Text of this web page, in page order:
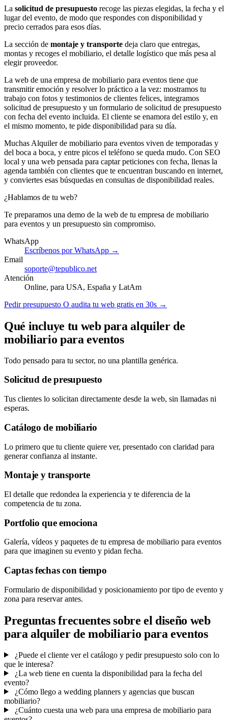
La solicitud de presupuesto recoge las piezas elegidas, la fecha y el
lugar del evento, de modo que respondes con disponibilidad y
precio cerrados para esos días.
La sección de montaje y transporte deja claro que entregas,
montas y recoges el mobiliario, el detalle logístico que más pesa al
elegir proveedor.
La web de una empresa de mobiliario para eventos tiene que
transmitir emoción y resolver lo práctico a la vez: mostramos tu
trabajo con fotos y testimonios de clientes felices, integramos
solicitud de presupuesto y un formulario de solicitud de presupuesto
con fecha del evento incluida. El cliente se enamora del estilo y, en
el mismo momento, te pide disponibilidad para su día.
Muchas Alquiler de mobiliario para eventos viven de temporadas y
del boca a boca, y entre picos el teléfono se queda mudo. Con SEO
local y una web pensada para captar peticiones con fecha, llenas la
agenda también con clientes que te encuentran buscando en internet,
y conviertes esas búsquedas en consultas de disponibilidad reales.
¿Hablamos de tu web?
Te preparamos una demo de la web de tu empresa de mobiliario
para eventos y un presupuesto sin compromiso.
WhatsApp
Escríbenos por WhatsApp →
Email
soporte@tepublico.net
Atención
Online, para USA, España y LatAm
Pedir presupuesto O audita tu web gratis en 30s →
Qué incluye tu web para alquiler de
mobiliario para eventos
Todo pensado para tu sector, no una plantilla genérica.
Solicitud de presupuesto
Tus clientes lo solicitan directamente desde la web, sin llamadas ni
esperas.
Catálogo de mobiliario
Lo primero que tu cliente quiere ver, presentado con claridad para
generar confianza al instante.
Montaje y transporte
El detalle que redondea la experiencia y te diferencia de la
competencia de tu zona.
Portfolio que emociona
Galería, vídeos y paquetes de tu empresa de mobiliario para eventos
para que imaginen su evento y pidan fecha.
Captas fechas con tiempo
Formulario de disponibilidad y posicionamiento por tipo de evento y
zona para reservar antes.
Preguntas frecuentes sobre el diseño web
para alquiler de mobiliario para eventos
¿Puede el cliente ver el catálogo y pedir presupuesto solo con lo
que le interesa?
¿La web tiene en cuenta la disponibilidad para la fecha del
evento?
¿Cómo llego a wedding planners y agencias que buscan
mobiliario?
¿Cuánto cuesta una web para una empresa de mobiliario para